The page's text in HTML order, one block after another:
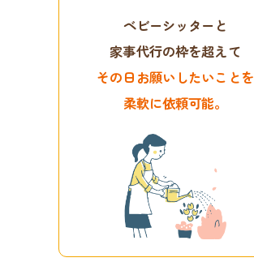
ベビーシッターと
家事代行の枠を超えて
その日お願いしたいことを
柔軟に依頼可能。